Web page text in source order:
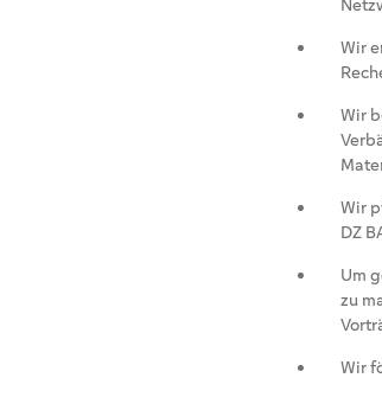
Wir
Wir
Wir
DZ
Um
zu
Wir